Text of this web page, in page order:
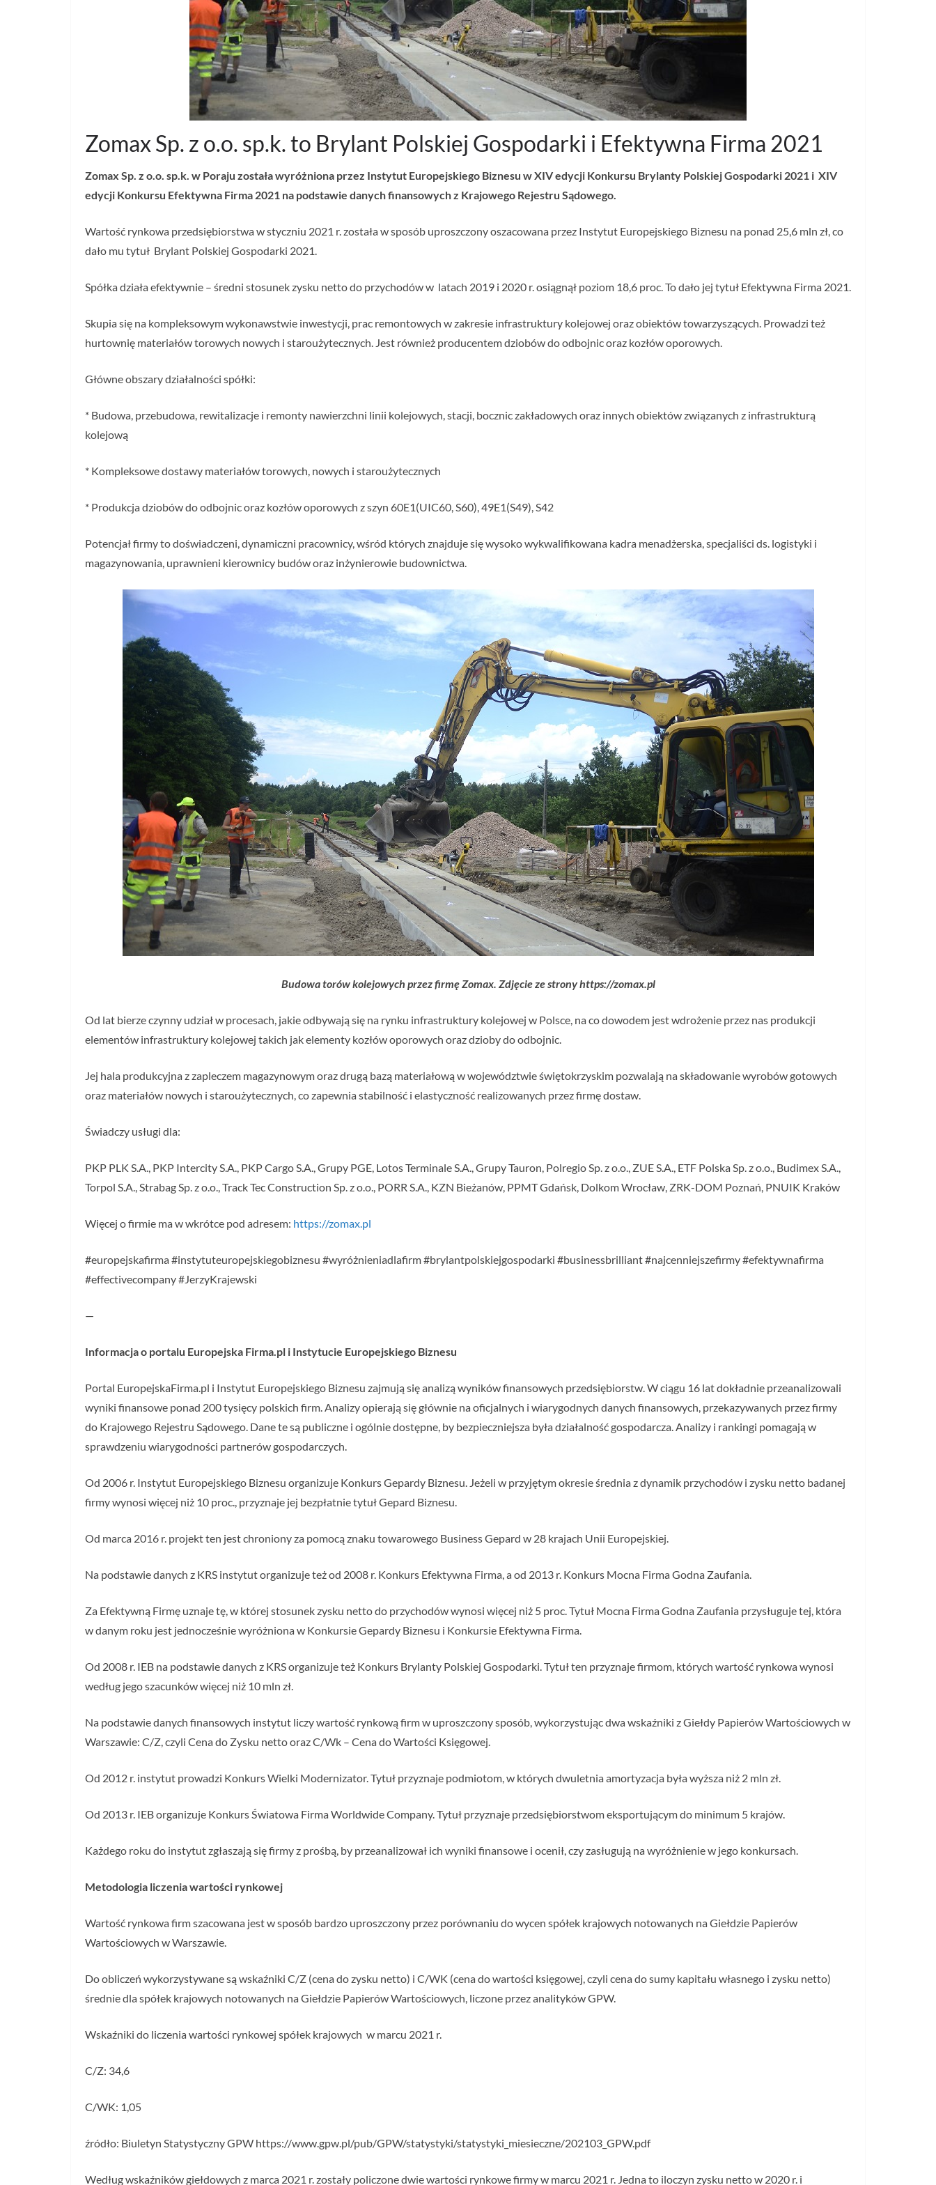
Zomax Sp. z o.o. sp.k. to Brylant Polskiej Gospodarki i Efektywna Firma 2021
Zomax Sp. z o.o. sp.k. w Poraju została wyróżniona przez Instytut Europejskiego Biznesu w XIV edycji Konkursu Brylanty Polskiej Gospodarki 2021 i XIV
edycji Konkursu Efektywna Firma 2021 na podstawie danych finansowych z Krajowego Rejestru Sądowego.
Wartość rynkowa przedsiębiorstwa w styczniu 2021 r. została w sposób uproszczony oszacowana przez Instytut Europejskiego Biznesu na ponad 25,6 mln zł, co
dało mu tytuł Brylant Polskiej Gospodarki 2021.
Spółka działa efektywnie – średni stosunek zysku netto do przychodów w latach 2019 i 2020 r. osiągnął poziom 18,6 proc. To dało jej tytuł Efektywna Firma 2021.
Skupia się na kompleksowym wykonawstwie inwestycji, prac remontowych w zakresie infrastruktury kolejowej oraz obiektów towarzyszących. Prowadzi też
hurtownię materiałów torowych nowych i staroużytecznych. Jest również producentem dziobów do odbojnic oraz kozłów oporowych.
Główne obszary działalności spółki:
* Budowa, przebudowa, rewitalizacje i remonty nawierzchni linii kolejowych, stacji, bocznic zakładowych oraz innych obiektów związanych z infrastrukturą
kolejową
* Kompleksowe dostawy materiałów torowych, nowych i staroużytecznych
* Produkcja dziobów do odbojnic oraz kozłów oporowych z szyn 60E1(UIC60, S60), 49E1(S49), S42
Potencjał firmy to doświadczeni, dynamiczni pracownicy, wśród których znajduje się wysoko wykwalifikowana kadra menadżerska, specjaliści ds. logistyki i
magazynowania, uprawnieni kierownicy budów oraz inżynierowie budownictwa.
Budowa torów kolejowych przez firmę Zomax. Zdjęcie ze strony https://zomax.pl
Od lat bierze czynny udział w procesach, jakie odbywają się na rynku infrastruktury kolejowej w Polsce, na co dowodem jest wdrożenie przez nas produkcji
elementów infrastruktury kolejowej takich jak elementy kozłów oporowych oraz dzioby do odbojnic.
Jej hala produkcyjna z zapleczem magazynowym oraz drugą bazą materiałową w województwie świętokrzyskim pozwalają na składowanie wyrobów gotowych
oraz materiałów nowych i staroużytecznych, co zapewnia stabilność i elastyczność realizowanych przez firmę dostaw.
Świadczy usługi dla:
PKP PLK S.A., PKP Intercity S.A., PKP Cargo S.A., Grupy PGE, Lotos Terminale S.A., Grupy Tauron, Polregio Sp. z o.o., ZUE S.A., ETF Polska Sp. z o.o., Budimex S.A.,
Torpol S.A., Strabag Sp. z o.o., Track Tec Construction Sp. z o.o., PORR S.A., KZN Bieżanów, PPMT Gdańsk, Dolkom Wrocław, ZRK-DOM Poznań, PNUIK Kraków
Więcej o firmie ma w wkrótce pod adresem: https://zomax.pl
#europejskafirma #instytuteuropejskiegobiznesu #wyróżnieniadlafirm #brylantpolskiejgospodarki #businessbrilliant #najcenniejszefirmy #efektywnafirma
#effectivecompany #JerzyKrajewski
—
Informacja o portalu Europejska Firma.pl i Instytucie Europejskiego Biznesu
Portal EuropejskaFirma.pl i Instytut Europejskiego Biznesu zajmują się analizą wyników finansowych przedsiębiorstw. W ciągu 16 lat dokładnie przeanalizowali
wyniki finansowe ponad 200 tysięcy polskich firm. Analizy opierają się głównie na oficjalnych i wiarygodnych danych finansowych, przekazywanych przez firmy
do Krajowego Rejestru Sądowego. Dane te są publiczne i ogólnie dostępne, by bezpieczniejsza była działalność gospodarcza. Analizy i rankingi pomagają w
sprawdzeniu wiarygodności partnerów gospodarczych.
Od 2006 r. Instytut Europejskiego Biznesu organizuje Konkurs Gepardy Biznesu. Jeżeli w przyjętym okresie średnia z dynamik przychodów i zysku netto badanej
firmy wynosi więcej niż 10 proc., przyznaje jej bezpłatnie tytuł Gepard Biznesu.
Od marca 2016 r. projekt ten jest chroniony za pomocą znaku towarowego Business Gepard w 28 krajach Unii Europejskiej.
Na podstawie danych z KRS instytut organizuje też od 2008 r. Konkurs Efektywna Firma, a od 2013 r. Konkurs Mocna Firma Godna Zaufania.
Za Efektywną Firmę uznaje tę, w której stosunek zysku netto do przychodów wynosi więcej niż 5 proc. Tytuł Mocna Firma Godna Zaufania przysługuje tej, która
w danym roku jest jednocześnie wyróżniona w Konkursie Gepardy Biznesu i Konkursie Efektywna Firma.
Od 2008 r. IEB na podstawie danych z KRS organizuje też Konkurs Brylanty Polskiej Gospodarki. Tytuł ten przyznaje firmom, których wartość rynkowa wynosi
według jego szacunków więcej niż 10 mln zł.
Na podstawie danych finansowych instytut liczy wartość rynkową firm w uproszczony sposób, wykorzystując dwa wskaźniki z Giełdy Papierów Wartościowych w
Warszawie: C/Z, czyli Cena do Zysku netto oraz C/Wk – Cena do Wartości Księgowej.
Od 2012 r. instytut prowadzi Konkurs Wielki Modernizator. Tytuł przyznaje podmiotom, w których dwuletnia amortyzacja była wyższa niż 2 mln zł.
Od 2013 r. IEB organizuje Konkurs Światowa Firma Worldwide Company. Tytuł przyznaje przedsiębiorstwom eksportującym do minimum 5 krajów.
Każdego roku do instytut zgłaszają się firmy z prośbą, by przeanalizował ich wyniki finansowe i ocenił, czy zasługują na wyróżnienie w jego konkursach.
Metodologia liczenia wartości rynkowej
Wartość rynkowa firm szacowana jest w sposób bardzo uproszczony przez porównaniu do wycen spółek krajowych notowanych na Giełdzie Papierów
Wartościowych w Warszawie.
Do obliczeń wykorzystywane są wskaźniki C/Z (cena do zysku netto) i C/WK (cena do wartości księgowej, czyli cena do sumy kapitału własnego i zysku netto)
średnie dla spółek krajowych notowanych na Giełdzie Papierów Wartościowych, liczone przez analityków GPW.
Wskaźniki do liczenia wartości rynkowej spółek krajowych w marcu 2021 r.
C/Z: 34,6
C/WK: 1,05
źródło: Biuletyn Statystyczny GPW https://www.gpw.pl/pub/GPW/statystyki/statystyki_miesieczne/202103_GPW.pdf
Według wskaźników giełdowych z marca 2021 r. zostały policzone dwie wartości rynkowe firmy w marcu 2021 r. Jedna to iloczyn zysku netto w 2020 r. i